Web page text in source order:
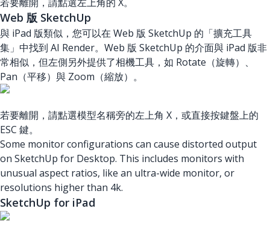
Web 版 SketchUp
與 iPad 版類似，您可以在 Web 版 SketchUp 的「擴充工具
集」中找到 AI Render。Web 版 SketchUp 的介面與 iPad 版非
常相似，但左側另外提供了相機工具，如 Rotate（旋轉）、
Pan（平移）與 Zoom（縮放）。
若要離開，請點選模型名稱旁的左上角 X，或直接按鍵盤上的
ESC 鍵。
Some monitor configurations can cause distorted output
on SketchUp for Desktop. This includes monitors with
unusual aspect ratios, like an ultra-wide monitor, or
resolutions higher than 4k.
SketchUp for iPad